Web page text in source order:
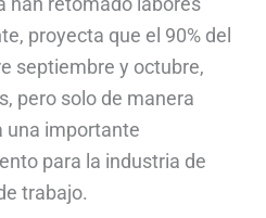
proyecta que el 90% del
septiembre y octubre,
pero solo de manera
una importante
para la industria de
trabajo.